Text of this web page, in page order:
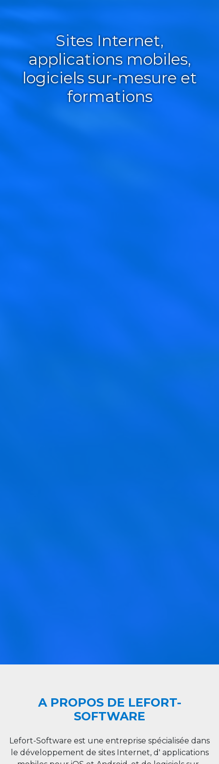
Sites Internet,
applications mobiles,
logiciels sur-mesure et
formations
A PROPOS DE LEFORT-
SOFTWARE
Lefort-Software est une entreprise spécialisée dans
le développement de sites Internet, d' applications